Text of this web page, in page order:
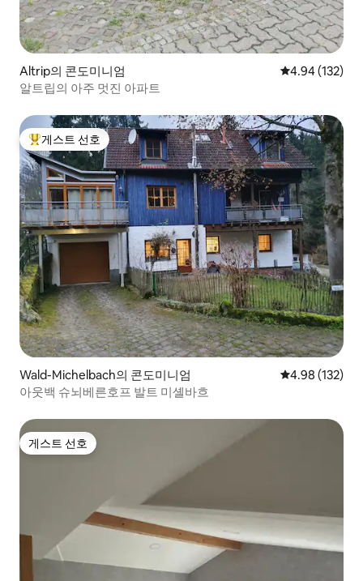
Altrip의 콘도미니엄 평점 4.94점(5
4.94 (132)
알트립의 아주 멋진 아파트
상위 게스트 선호
게스트 선호
Wald-Michelbach의 콘도미니엄 평점 4.98점(5
4.98 (132)
아웃백 슈뇌베른호프 발트 미셸바흐
게스트 선호
게스트 선호